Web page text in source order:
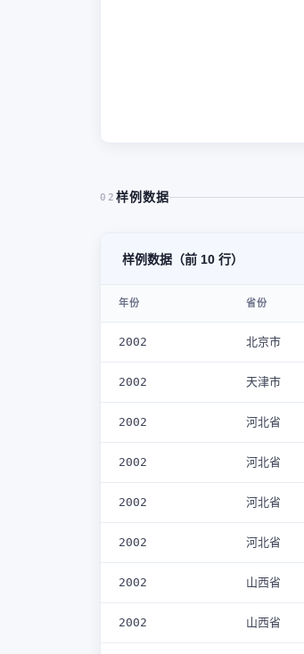
02 样例数据
样例数据（前 10 行）
年份 省份
2002 北京市
2002 天津市
2002 河北省
2002 河北省
2002 河北省
2002 河北省
2002 山西省
2002 山西省